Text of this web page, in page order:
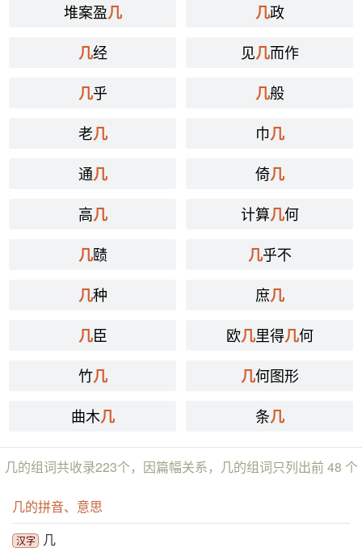
堆案盈几 几政
几经 见几而作
几乎 几般
老几 巾几
通几 倚几
高几 计算几何
几赜 几乎不
几种 庶几
几臣 欧几里得几何
竹几 几何图形
曲木几 条几
几的组词共收录223个，因篇幅关系，几的组词只列出前 48 个
几的拼音、意思
汉字 几